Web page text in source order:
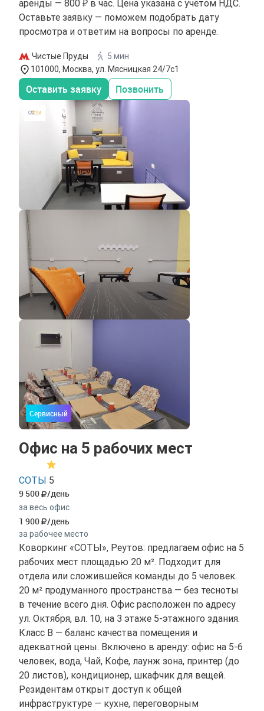
аренды — 800 ₽ в час. Цена указана с учётом НДС.
Оставьте заявку — поможем подобрать дату
просмотра и ответим на вопросы по аренде.
Чистые Пруды
5 мин
101000, Москва, ул. Мясницкая 24/7с1
Оставить заявку Позвонить
Сервисный
Офис на 5 рабочих мест
СОТЫ 5
9 500 /день
за весь офис
1 900 /день
за рабочее место
Коворкинг «СОТЫ», Реутов: предлагаем офис на 5
рабочих мест площадью 20 м². Подходит для
отдела или сложившейся команды до 5 человек.
20 м² продуманного пространства — без тесноты
в течение всего дня. Офис расположен по адресу
ул. Октября, вл. 10, на 3 этаже 5-этажного здания.
Класс B — баланс качества помещения и
адекватной цены. Включено в аренду: офис на 5-6
человек, вода, Чай, Кофе, лаунж зона, принтер (до
20 листов), кондиционер, шкафчик для вещей.
Резидентам открыт доступ к общей
инфраструктуре — кухне, переговорным